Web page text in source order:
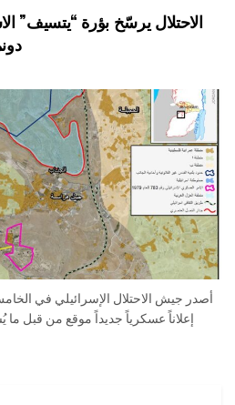
إعلاناً عسكرياً جديداً موقع من قبل